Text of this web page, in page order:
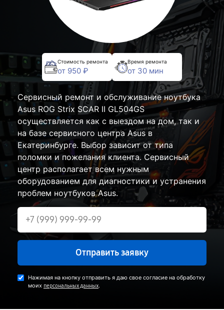
Стоимость ремонта
от 950 ₽
Время ремонта
от 30 мин
Сервисный ремонт и обслуживание ноутбука
Asus ROG Strix SCAR II GL504GS
осуществляется как с выездом на дом, так и
на базе сервисного центра Asus в
Екатеринбурге. Выбор зависит от типа
поломки и пожелания клиента. Сервисный
центр располагает всем нужным
оборудованием для диагностики и устранения
проблем ноутбуков Asus.
Отправить заявку
Нажимая на кнопку отправить я даю свое согласие на обработку
моих персональных данных.